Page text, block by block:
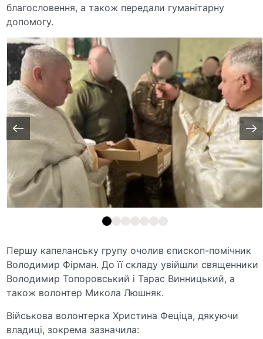
благословення, а також передали гуманітарну
допомогу.
Першу капеланську групу очолив єпископ-помічник
Володимир Фірман. До її складу увійшли священники
Володимир Топоровський і Тарас Винницький, а
також волонтер Микола Люшняк.
Військова волонтерка Христина Феціца, дякуючи
владиці, зокрема зазначила: